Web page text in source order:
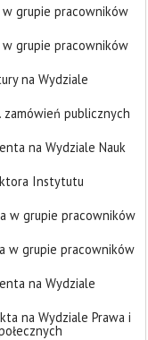
grupie pracowników
grupie pracowników
na Wydziale
zamówień publicznych
na Wydziale Nauk
Instytutu
w grupie pracowników
w grupie pracowników
na Wydziale
na Wydziale Prawa i